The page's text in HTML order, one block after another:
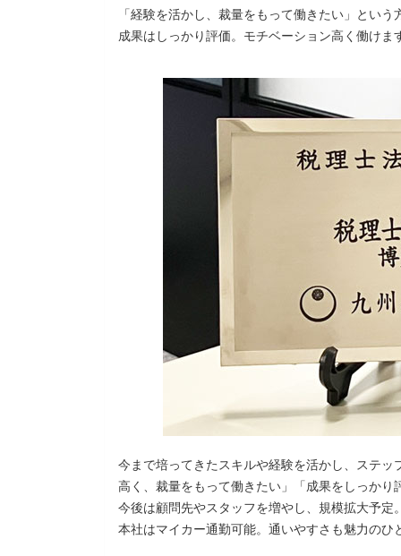
「経験を活かし、裁量をもって働きたい」とい
成果はしっかり評価。モチベーション高く働けま
今まで培ってきたスキルや経験を活かし、ステ
高く、裁量をもって働きたい」「成果をしっか
今後は顧問先やスタッフを増やし、規模拡大予
本社はマイカー通勤可能。通いやすさも魅力のひ